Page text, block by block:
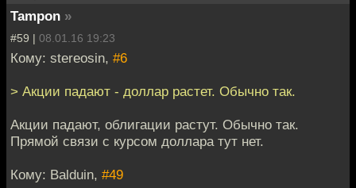
Tampon »
#59 | 08.01.16 19:23
Кому: stereosin, #6
> Акции падают - доллар растет. Обычно так.
Акции падают, облигации растут. Обычно так.
Прямой связи с курсом доллара тут нет.
Кому: Balduin, #49